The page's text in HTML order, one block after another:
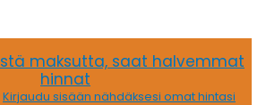
maksutta, saat halvemmat
hinnat
Kirjaudu sisään nähdäksesi omat hintasi